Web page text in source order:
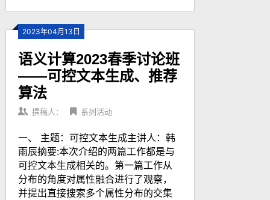
2023年04月13日
语义计算2023春季讨论班
——可控文本生成、推荐
算法
撰稿人： 系列活动
一、 主题：可控文本生成主讲人：韩
雨辰摘要:本次介绍的两篇工作都是与
可控文本生成相关的。第一篇工作从
分布的角度对属性融合进行了观察，
并提出直接搜索多个属性分布的交集